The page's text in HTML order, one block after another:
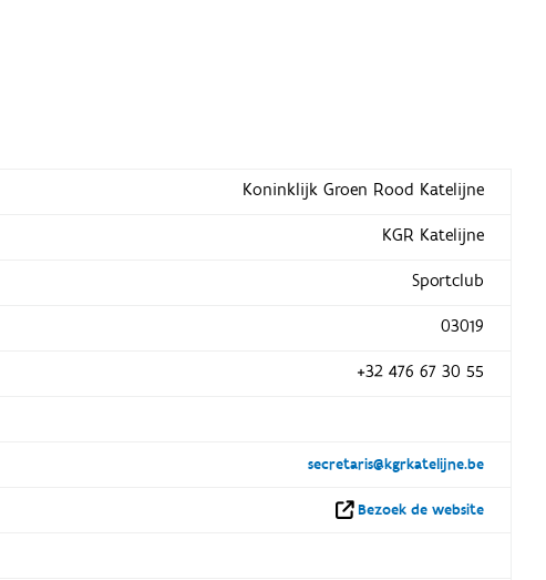
Koninklijk Groen Rood Katelijne
KGR Katelijne
Sportclub
03019
+32 476 67 30 55
secretaris@kgrkatelijne.be
Bezoek de website